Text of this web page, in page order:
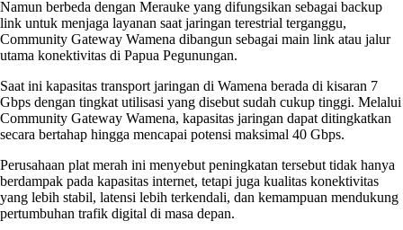
Namun berbeda dengan Merauke yang difungsikan sebagai backup
link untuk menjaga layanan saat jaringan terestrial terganggu,
Community Gateway Wamena dibangun sebagai main link atau jalur
utama konektivitas di Papua Pegunungan.
Saat ini kapasitas transport jaringan di Wamena berada di kisaran 7
Gbps dengan tingkat utilisasi yang disebut sudah cukup tinggi. Melalui
Community Gateway Wamena, kapasitas jaringan dapat ditingkatkan
secara bertahap hingga mencapai potensi maksimal 40 Gbps.
Perusahaan plat merah ini menyebut peningkatan tersebut tidak hanya
berdampak pada kapasitas internet, tetapi juga kualitas konektivitas
yang lebih stabil, latensi lebih terkendali, dan kemampuan mendukung
pertumbuhan trafik digital di masa depan.